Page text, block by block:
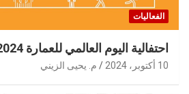
الفعاليات
احتفالية اليوم العالمي للعمارة 2024 (مصر)
10 أكتوبر، 2024 م. يحيى الزيني